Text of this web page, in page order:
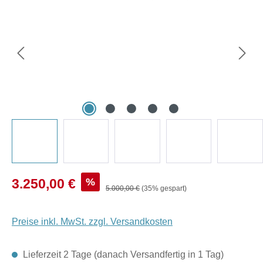
Verkaufspreis:
3.250,00 € % Regulärer Preis:
5.000,00 € (35% gespart)
Preise inkl. MwSt. zzgl. Versandkosten
Lieferzeit 2 Tage (danach Versandfertig in 1 Tag)